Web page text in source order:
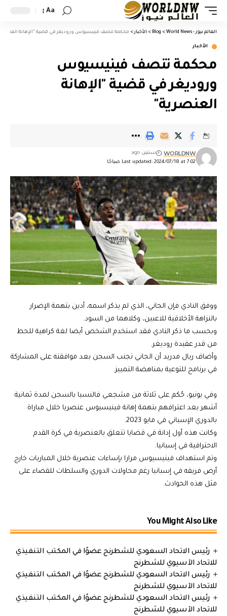
Aa
العالم نيوز - World News >
Blog
> الأخبار > محكمة تنصف فينيسيوس وروديغر في قضية "الإهانة
الأخبار
محكمة تنصف فينيسيوس
وروديغر في قضية "الإهانة
العنصرية"
Last updated: 2024/07/18 at 7:02 صباحًا
WORLDNW سنتين ago
ووفق النادي فإن الجاني، الذي لم يذكر اسمه، أدين بتهمة الإضرار
بالنزاهة الأخلاقية للاعبين، وكلاهما من السود.
وبحسب ما ذكر النادي فقد استخدم الشخص أيضا لغة كراهية للحط
من قدر عقيدة روديغر.
وأضاف ريال مدريد أن الجاني تجنب السجن بعد موافقته على المشاركة
في برنامج للتوعية بمناهضة التمييز.
وفي يونيو، حُكم على ثلاثة من مشجعي فالنسيا بالسجن لمدة ثمانية
أشهر بعد اعترافهم بتهمة إهانة فينيسيوس عنصريا خلال مباراة
بالدوري الإسباني في مايو 2023.
وكانت هذه أول إدانة في قضايا تتعلق بالعنصرية في كرة القدم
الاحترافية في إسبانيا.
وتم استهداف فينيسيوس مرارا بإساءات عنصرية خلال المباريات خارج
أرض فريقه في إسبانيا رغم محاولات الدوري والسلطات للقضاء على
مثل هذه الحوادث.
You Might Also Like
رئيس الاتحاد السعودي للشطرنج عضوًا في المكتب التنفيذي
للاتحاد الآسيوي للشطرنج
رئيس الاتحاد السعودي للشطرنج عضوًا في المكتب التنفيذي
للاتحاد الآسيوي للشطرنج
رئيس الاتحاد السعودي للشطرنج عضوًا في المكتب التنفيذي
للاتحاد الآسيوي للشطرنج